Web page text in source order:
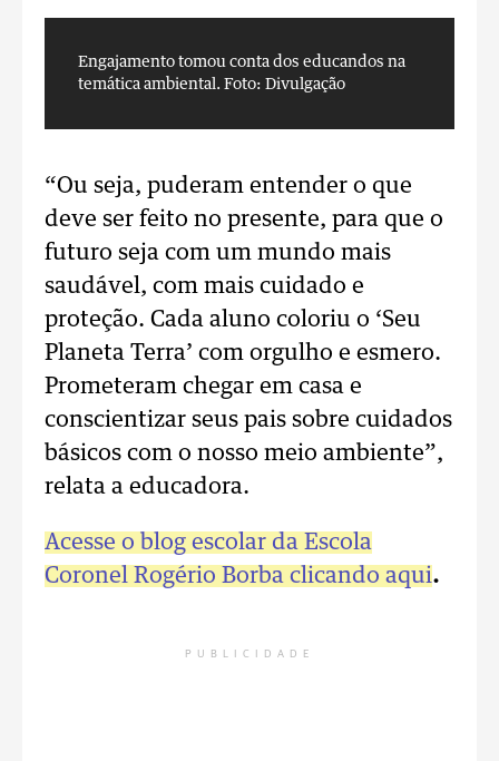
Engajamento tomou conta dos educandos na
temática ambiental. Foto: Divulgação
“Ou seja, puderam entender o que
deve ser feito no presente, para que o
futuro seja com um mundo mais
saudável, com mais cuidado e
proteção. Cada aluno coloriu o ‘Seu
Planeta Terra’ com orgulho e esmero.
Prometeram chegar em casa e
conscientizar seus pais sobre cuidados
básicos com o nosso meio ambiente”,
relata a educadora.
Acesse o blog escolar da Escola
Coronel Rogério Borba clicando aqui.
PUBLICIDADE